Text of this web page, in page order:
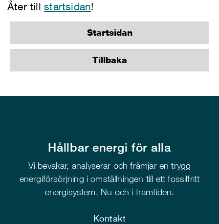
Åter tillstartsidan!
Startsidan
Tillbaka
Hållbar energi för alla
Vi bevakar, analyserar och främjar en trygg
energiförsörjning i omställningen till ett fossilfritt
energisystem. Nu och i framtiden.
Kontakt